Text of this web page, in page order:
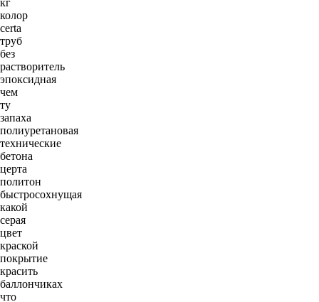
кг
колор
certa
труб
без
растворитель
эпоксидная
чем
ту
запаха
полиуретановая
технические
бетона
церта
политон
быстросохнущая
какой
серая
цвет
краской
покрытие
красить
баллончиках
что